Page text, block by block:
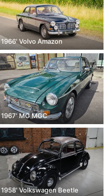
1966' Volvo Amazon
1967' MG MGC
1958' Volkswagen Beetle